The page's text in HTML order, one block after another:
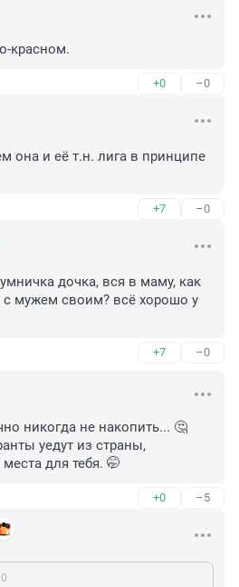
красном.
+0 –0
она и её т.н. лига в принципе
+7 –0
дочка, вся в маму, как
с мужем своим? всё хорошо у
+7 –0
никогда не накопить... 🤔
уедут из страны,
для тебя. 🤭
+0 –5